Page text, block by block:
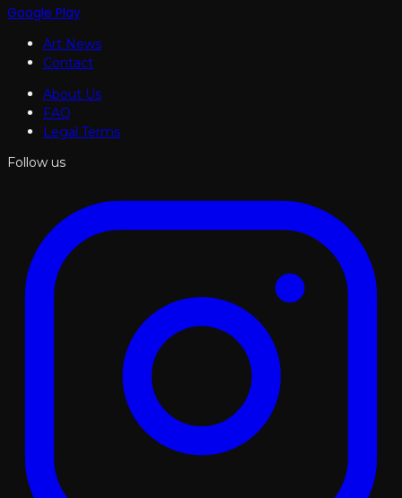
Google Play
Art News
Contact
About Us
FAQ
Legal Terms
Follow us